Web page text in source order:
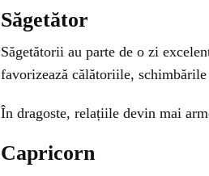
Săgetător
Săgetătorii au parte de o zi
favorizează călătoriile,
În dragoste, relațiile devin mai
Capricorn